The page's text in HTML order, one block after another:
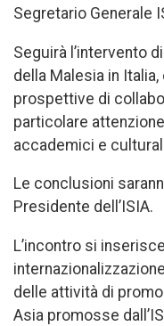
Segretario Generale
Seguirà l’intervento di
della Malesia in
prospettive di
particolare
accademici e
Le conclusioni
Presidente dell’ISIA.
L’incontro si
delle attività di
Asia promosse